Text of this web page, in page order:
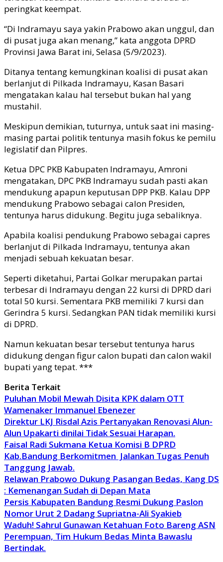
peringkat keempat.
“Di Indramayu saya yakin Prabowo akan unggul, dan
di pusat juga akan menang,” kata anggota DPRD
Provinsi Jawa Barat ini, Selasa (5/9/2023).
Ditanya tentang kemungkinan koalisi di pusat akan
berlanjut di Pilkada Indramayu, Kasan Basari
mengatakan kalau hal tersebut bukan hal yang
mustahil.
Meskipun demikian, tuturnya, untuk saat ini masing-
masing partai politik tentunya masih fokus ke pemilu
legislatif dan Pilpres.
Ketua DPC PKB Kabupaten Indramayu, Amroni
mengatakan, DPC PKB Indramayu sudah pasti akan
mendukung apapun keputusan DPP PKB. Kalau DPP
mendukung Prabowo sebagai calon Presiden,
tentunya harus didukung. Begitu juga sebaliknya.
Apabila koalisi pendukung Prabowo sebagai capres
berlanjut di Pilkada Indramayu, tentunya akan
menjadi sebuah kekuatan besar.
Seperti diketahui, Partai Golkar merupakan partai
terbesar di Indramayu dengan 22 kursi di DPRD dari
total 50 kursi. Sementara PKB memiliki 7 kursi dan
Gerindra 5 kursi. Sedangkan PAN tidak memiliki kursi
di DPRD.
Namun kekuatan besar tersebut tentunya harus
didukung dengan figur calon bupati dan calon wakil
bupati yang tepat. ***
Berita Terkait
Puluhan Mobil Mewah Disita KPK dalam OTT
Wamenaker Immanuel Ebenezer
Direktur LKJ Risdal Azis Pertanyakan Renovasi Alun-
Alun Upakarti dinilai Tidak Sesuai Harapan.
Faisal Radi Sukmana Ketua Komisi B DPRD
Kab.Bandung Berkomitmen Jalankan Tugas Penuh
Tanggung Jawab.
Relawan Prabowo Dukung Pasangan Bedas, Kang DS
: Kemenangan Sudah di Depan Mata
Persis Kabupaten Bandung Resmi Dukung Paslon
Nomor Urut 2 Dadang Supriatna-Ali Syakieb
Waduh! Sahrul Gunawan Ketahuan Foto Bareng ASN
Perempuan, Tim Hukum Bedas Minta Bawaslu
Bertindak.